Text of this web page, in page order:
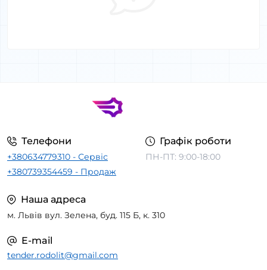
Телефони
+380634779310 - Сервіс
+380739354459 - Продаж
Графік роботи
ПН-ПТ: 9:00-18:00
Наша адреса
м. Львів вул. Зелена, буд. 115 Б, к. 310
E-mail
tender.rodolit@gmail.com